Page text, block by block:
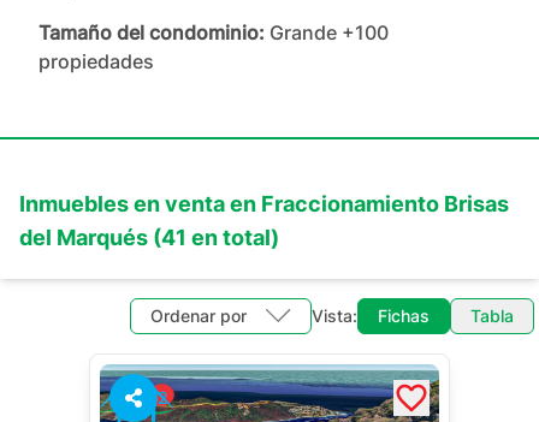
Tamaño del condominio: Grande +100
propiedades
Inmuebles enventaen Fraccionamiento Brisas
del Marqués (41 en total)
Ordenar por Vista: Fichas Tabla
2